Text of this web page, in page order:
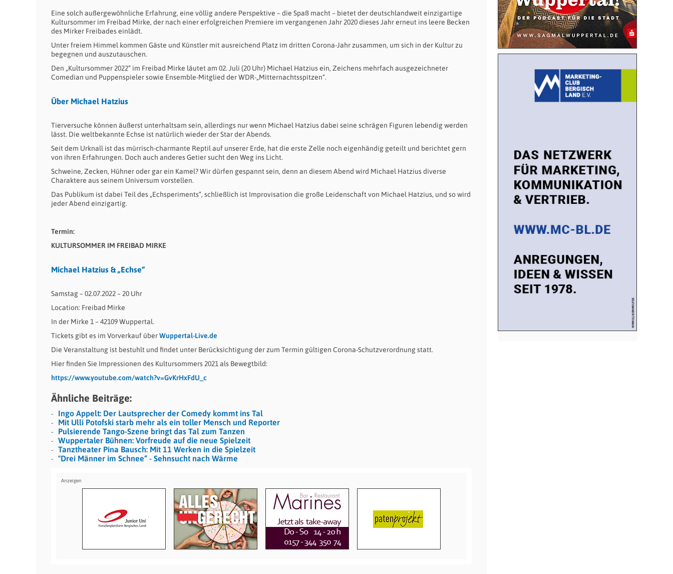
Eine solch außergewöhnliche Erfahrung, eine völlig andere Perspektive – die Spaß macht – bietet der deutschlandweit einzigartige
Kultursommer im Freibad Mirke, der nach einer erfolgreichen Premiere im vergangenen Jahr 2020 dieses Jahr erneut ins leere Becken
des Mirker Freibades einlädt.
Unter freiem Himmel kommen Gäste und Künstler mit ausreichend Platz im dritten Corona-Jahr zusammen, um sich in der Kultur zu
begegnen und auszutauschen.
Den „Kultursommer 2022“ im Freibad Mirke läutet am 02. Juli (20 Uhr) Michael Hatzius ein, Zeichens mehrfach ausgezeichneter
Comedian und Puppenspieler sowie Ensemble-Mitglied der WDR-„Mitternachtsspitzen“.
Über Michael Hatzius
Tierversuche können äußerst unterhaltsam sein, allerdings nur wenn Michael Hatzius dabei seine schrägen Figuren lebendig werden
lässt. Die weltbekannte Echse ist natürlich wieder der Star der Abends.
Seit dem Urknall ist das mürrisch-charmante Reptil auf unserer Erde, hat die erste Zelle noch eigenhändig geteilt und berichtet gern
von ihren Erfahrungen. Doch auch anderes Getier sucht den Weg ins Licht.
Schweine, Zecken, Hühner oder gar ein Kamel? Wir dürfen gespannt sein, denn an diesem Abend wird Michael Hatzius diverse
Charaktere aus seinem Universum vorstellen.
Das Publikum ist dabei Teil des „Echsperiments“, schließlich ist Improvisation die große Leidenschaft von Michael Hatzius, und so wird
jeder Abend einzigartig.
Termin:
KULTURSOMMER IM FREIBAD MIRKE
Michael Hatzius & „Echse“
Samstag – 02.07.2022 – 20 Uhr
Location: Freibad Mirke
In der Mirke 1 – 42109 Wuppertal.
Tickets gibt es im Vorverkauf überWuppertal-Live.de
Die Veranstaltung ist bestuhlt und findet unter Berücksichtigung der zum Termin gültigen Corona-Schutzverordnung statt.
Hier finden Sie Impressionen des Kultursommers 2021 als Bewegtbild:
https://www.youtube.com/watch?v=GvKrHxFdU_c
Ähnliche Beiträge:
Ingo Appelt: Der Lautsprecher der Comedy kommt ins Tal
Mit Ulli Potofski starb mehr als ein toller Mensch und Reporter
Pulsierende Tango-Szene bringt das Tal zum Tanzen
Wuppertaler Bühnen: Vorfreude auf die neue Spielzeit
Tanztheater Pina Bausch: Mit 11 Werken in die Spielzeit
"Drei Männer im Schnee“ - Sehnsucht nach Wärme